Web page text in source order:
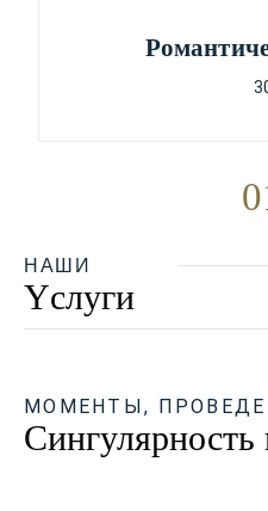
НАШИ
Yслуги
МОМЕНТЫ,
Сингулярность